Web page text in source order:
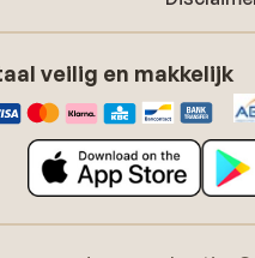
veilig en makkelijk